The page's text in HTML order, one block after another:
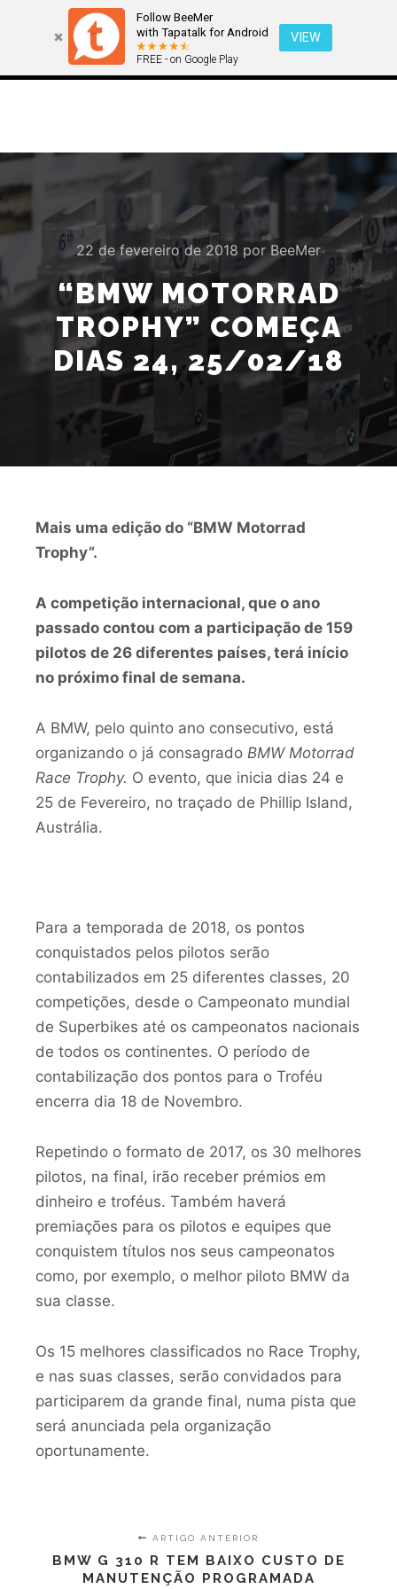
Follow BeeMer
with Tapatalk for Android
FREE - on Google Play
VIEW
22 de fevereiro de 2018 por BeeMer
“BMW MOTORRAD
TROPHY” COMEÇA
DIAS 24, 25/02/18
Mais uma edição do “BMW Motorrad
Trophy”.
A competição internacional, que o ano
passado contou com a participação de 159
pilotos de 26 diferentes países, terá início
no próximo final de semana.
A BMW, pelo quinto ano consecutivo, está
organizando o já consagrado BMW Motorrad
Race Trophy. O evento, que inicia dias 24 e
25 de Fevereiro, no traçado de Phillip Island,
Austrália.
Para a temporada de 2018, os pontos
conquistados pelos pilotos serão
contabilizados em 25 diferentes classes, 20
competições, desde o Campeonato mundial
de Superbikes até os campeonatos nacionais
de todos os continentes. O período de
contabilização dos pontos para o Troféu
encerra dia 18 de Novembro.
Repetindo o formato de 2017, os 30 melhores
pilotos, na final, irão receber prémios em
dinheiro e troféus. Também haverá
premiações para os pilotos e equipes que
conquistem títulos nos seus campeonatos
como, por exemplo, o melhor piloto BMW da
sua classe.
Os 15 melhores classificados no Race Trophy,
e nas suas classes, serão convidados para
participarem da grande final, numa pista que
será anunciada pela organização
oportunamente.
ARTIGO ANTERIOR
BMW G 310 R TEM BAIXO CUSTO DE
MANUTENÇÃO PROGRAMADA